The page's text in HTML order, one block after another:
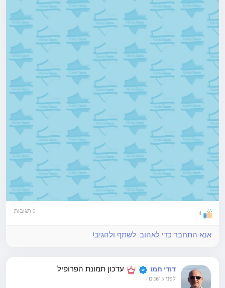
4
אנא התחבר כדי לאהוב, לשתף ולהגיב!
דודי חמו עדכון תמונת הפרופיל
לפני 5 שנים -